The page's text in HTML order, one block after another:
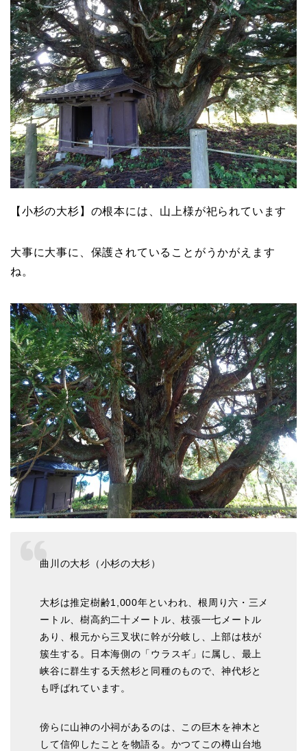
【小杉の大杉】の根本には、山上様が祀られています
大事に大事に、保護されていることがうかがえます
ね。
曲川の大杉（小杉の大杉）
大杉は推定樹齢1,000年といわれ、根周り六・三メ
ートル、樹高約二十メートル、枝張一七メートル
あり、根元から三叉状に幹が分岐し、上部は枝が
簇生する。日本海側の「ウラスギ」に属し、最上
峡谷に群生する天然杉と同種のもので、神代杉と
も呼ばれています。
傍らに山神の小祠があるのは、この巨木を神木と
して信仰したことを物語る。かつてこの樽山台地